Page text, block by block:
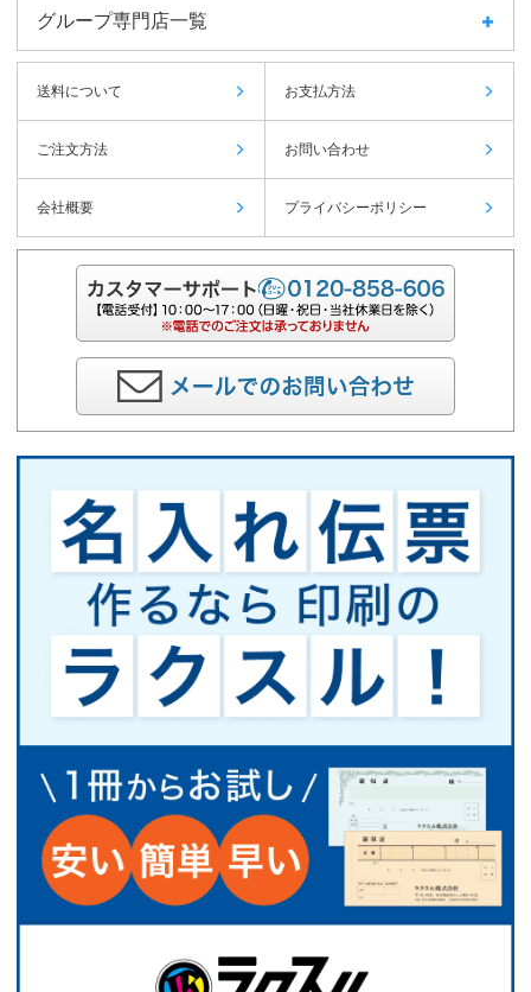
グループ専門店一覧
送料について お支払方法
ご注文方法 お問い合わせ
会社概要 プライバシーポリシー